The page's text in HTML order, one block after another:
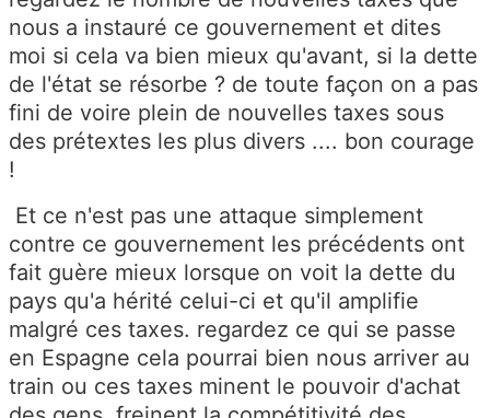
nous a instauré ce gouvernement et dites
moi si cela va bien mieux qu'avant, si la dette
de l'état se résorbe ? de toute façon on a pas
fini de voire plein de nouvelles taxes sous
des prétextes les plus divers .... bon courage
!
Et ce n'est pas une attaque simplement
contre ce gouvernement les précédents ont
fait guère mieux lorsque on voit la dette du
pays qu'a hérité celui-ci et qu'il amplifie
malgré ces taxes. regardez ce qui se passe
en Espagne cela pourrai bien nous arriver au
train ou ces taxes minent le pouvoir d'achat